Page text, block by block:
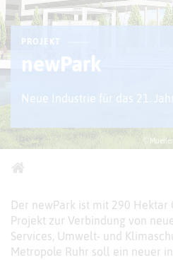
©
PROJEKT
newPark
Neue Industrie für das 21.
Der newPark ist mit 290
Projekt zur Verbindung von
Services, Umwelt- und
Metropole Ruhr soll ein neuer